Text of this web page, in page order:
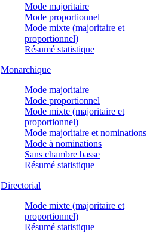
Mode majoritaire
Mode proportionnel
Mode mixte (majoritaire et
proportionnel)
Résumé statistique
Monarchique
Mode majoritaire
Mode proportionnel
Mode mixte (majoritaire et
proportionnel)
Mode majoritaire et nominations
Mode à nominations
Sans chambre basse
Résumé statistique
Directorial
Mode mixte (majoritaire et
proportionnel)
Résumé statistique